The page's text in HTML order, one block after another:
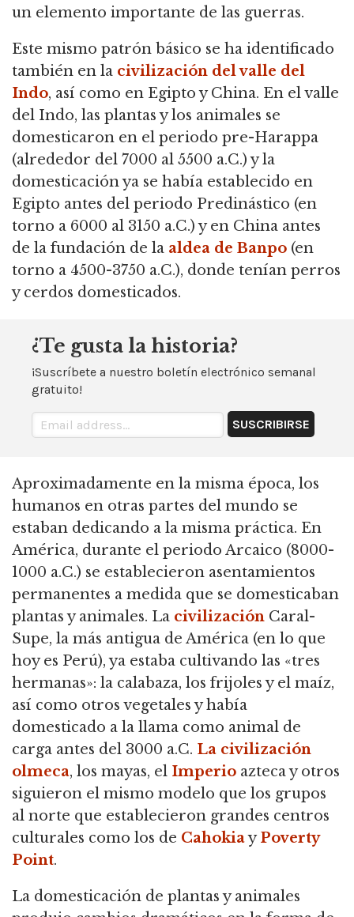
un elemento importante de las guerras.
Este mismo patrón básico se ha identificado
también en la civilización del valle del
Indo, así como en Egipto y China. En el valle
del Indo, las plantas y los animales se
domesticaron en el periodo pre-Harappa
(alrededor del 7000 al 5500 a.C.) y la
domesticación ya se había establecido en
Egipto antes del periodo Predinástico (en
torno a 6000 al 3150 a.C.) y en China antes
de la fundación de la aldea de Banpo (en
torno a 4500-3750 a.C.), donde tenían perros
y cerdos domesticados.
¿Te gusta la historia?
¡Suscríbete a nuestro boletín electrónico semanal
gratuito!
Aproximadamente en la misma época, los
humanos en otras partes del mundo se
estaban dedicando a la misma práctica. En
América, durante el periodo Arcaico (8000-
1000 a.C.) se establecieron asentamientos
permanentes a medida que se domesticaban
plantas y animales. La civilización Caral-
Supe, la más antigua de América (en lo que
hoy es Perú), ya estaba cultivando las «tres
hermanas»: la calabaza, los frijoles y el maíz,
así como otros vegetalesy había
domesticado a la llama como animal de
carga antes del 3000 a.C. La civilización
olmeca, los mayas, el Imperio azteca y otros
siguieron el mismo modelo que los grupos
al norte que establecieron grandes centros
culturales como los de CahokiayPoverty
Point.
La domesticación de plantas y animales